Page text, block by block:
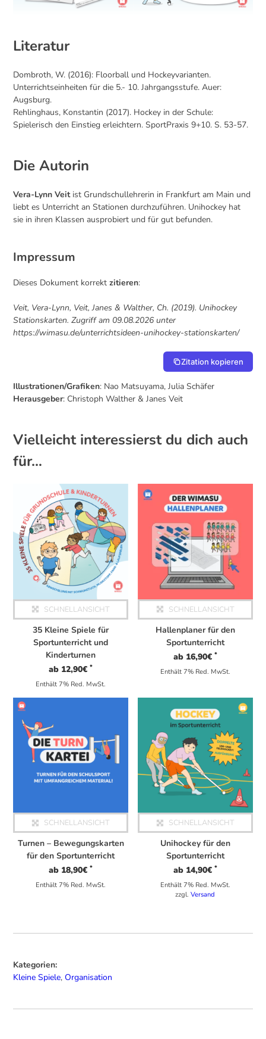
Literatur
Dombroth, W. (2016): Floorball und Hockeyvarianten.
Unterrichtseinheiten für die 5.- 10. Jahrgangsstufe. Auer:
Augsburg.
Rehlinghaus, Konstantin (2017). Hockey in der Schule:
Spielerisch den Einstieg erleichtern. SportPraxis 9+10. S. 53-57.
Die Autorin
Vera-Lynn Veit ist Grundschullehrerin in Frankfurt am Main und
liebt es Unterricht an Stationen durchzuführen. Unihockey hat
sie in ihren Klassen ausprobiert und für gut befunden.
Impressum
Dieses Dokument korrektzitieren:
Veit, Vera-Lynn, Veit, Janes & Walther, Ch. (2019). Unihockey
Stationskarten. Zugriff am 09.08.2026 unter
https://wimasu.de/unterrichtsideen-unihockey-stationskarten/
Zitation kopieren
Illustrationen/Grafiken: Nao Matsuyama, Julia Schäfer
Herausgeber: Christoph Walther & Janes Veit
Vielleicht interessierst du dich auch
für…
Dieses Produkt weist mehrere Varianten auf. Die Optionen können auf der Produktseite gewählt werden
SCHNELLANSICHT
35 Kleine Spiele für
Sportunterricht und
Kinderturnen
ab 12,90€ *
Enthält 7% Red. MwSt.
Dieses Produkt weist mehrere Varianten auf. Die Optionen können auf der Produktseite gewählt werden
SCHNELLANSICHT
Hallenplaner für den
Sportunterricht
ab 16,90€ *
Enthält 7% Red. MwSt.
Dieses Produkt weist mehrere Varianten auf. Die Optionen können auf der Produktseite gewählt werden
SCHNELLANSICHT
Turnen – Bewegungskarten
für den Sportunterricht
ab 18,90€ *
Enthält 7% Red. MwSt.
Dieses Produkt weist mehrere Varianten auf. Die Optionen können auf der Produktseite gewählt werden
SCHNELLANSICHT
Unihockey für den
Sportunterricht
ab 14,90€ *
Enthält 7% Red. MwSt.
zzgl.Versand
Kategorien:
Kleine Spiele,Organisation